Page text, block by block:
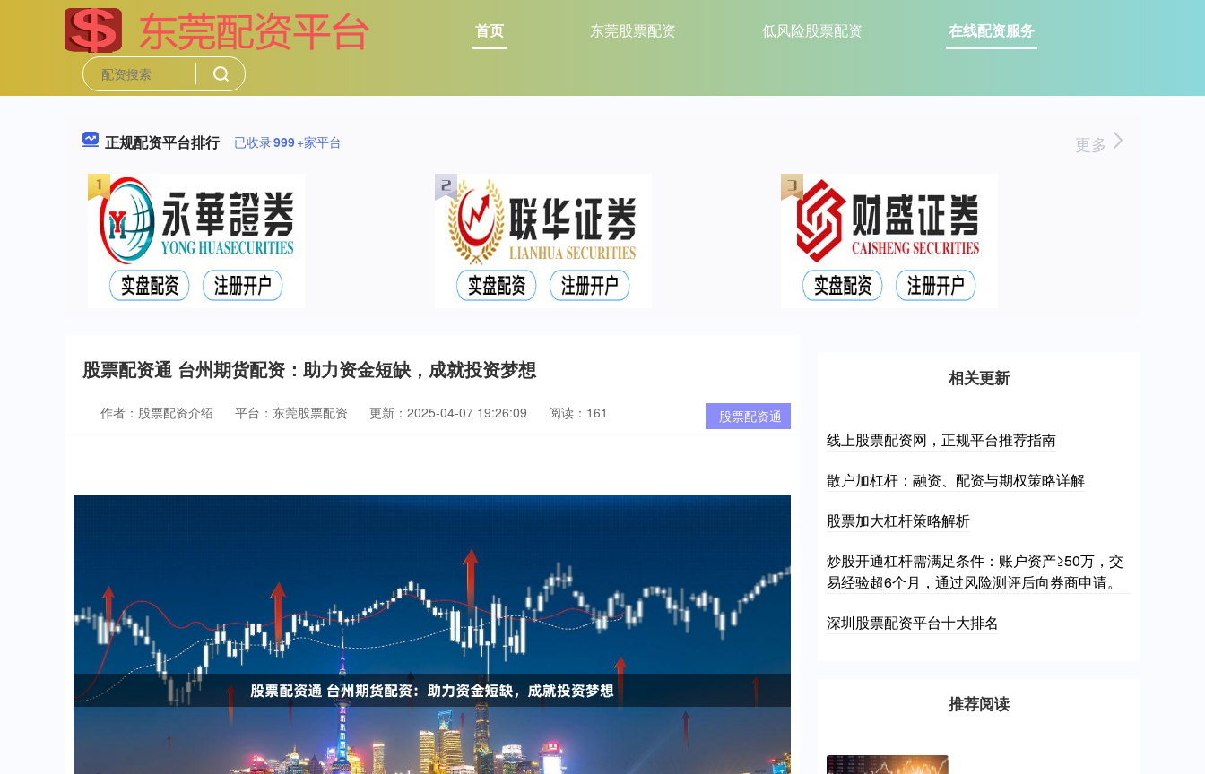
首页 东莞股票配资 低风险股票配资 在线配资服务
正规配资平台排行 已收录999+家平台 更多
股票配资通 台州期货配资：助力资金短缺，成就投资梦想
股票配资通
作者：股票配资介绍 平台：东莞股票配资 更新：2025-04-07 19:26:09 阅读：161
相关更新
线上股票配资网，正规平台推荐指南
散户加杠杆：融资、配资与期权策略详解
股票加大杠杆策略解析
炒股开通杠杆需满足条件：账户资产≥50万，交
易经验超6个月，通过风险测评后向券商申请。
深圳股票配资平台十大排名
推荐阅读